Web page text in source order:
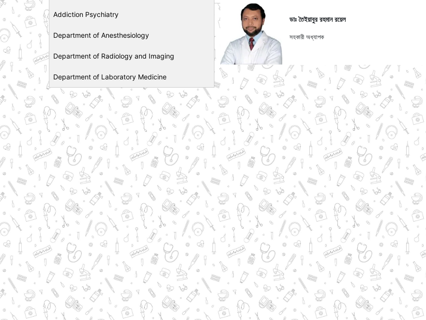
Addiction Psychiatry
Department of Anesthesiology
Department of Radiology and Imaging
Department of Laboratory Medicine
ডাঃ তৈইয়াবুর রহমান রয়েল
সহকারী অধ্যাপক